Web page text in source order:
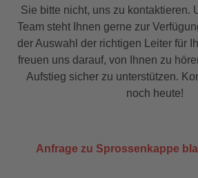
Sie bitte nicht, uns zu kontaktieren.
Team steht Ihnen gerne zur
der Auswahl der richtigen Leiter für
freuen uns darauf, von Ihnen zu
Aufstieg sicher zu unterstützen.
noch heute!
Anfrage zu Sprossenkappe